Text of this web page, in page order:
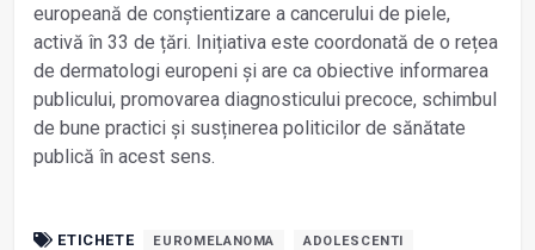
europeană de conștientizare a cancerului de piele,
activă în 33 de țări. Inițiativa este coordonată de o rețea
de dermatologi europeni și are ca obiective informarea
publicului, promovarea diagnosticului precoce, schimbul
de bune practici și susținerea politicilor de sănătate
publică în acest sens.
ETICHETE EUROMELANOMA
ADOLESCENTI